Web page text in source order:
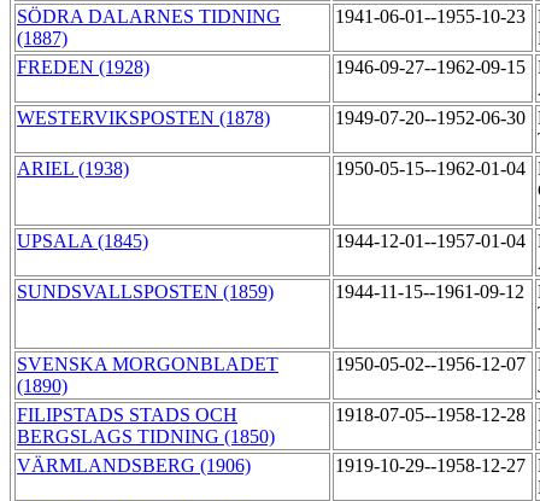
SÖDRA DALARNES TIDNING
(1887)
1941-06-01--1955-10-23
FREDEN (1928)
1946-09-27--1962-09-15
WESTERVIKSPOSTEN (1878)
1949-07-20--1952-06-30
ARIEL (1938)
1950-05-15--1962-01-04
UPSALA (1845)
1944-12-01--1957-01-04
SUNDSVALLSPOSTEN (1859)
1944-11-15--1961-09-12
SVENSKA MORGONBLADET
(1890)
1950-05-02--1956-12-07
FILIPSTADS STADS OCH
BERGSLAGS TIDNING (1850)
1918-07-05--1958-12-28
VÄRMLANDSBERG (1906)
1919-10-29--1958-12-27